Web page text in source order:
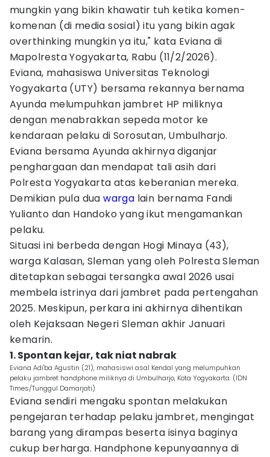
mungkin yang bikin khawatir tuh ketika komen-
komenan (di media sosial) itu yang bikin agak
overthinking mungkin ya itu," kata Eviana di
Mapolresta Yogyakarta, Rabu (11/2/2026).
Eviana, mahasiswa Universitas Teknologi
Yogyakarta (UTY) bersama rekannya bernama
Ayunda melumpuhkan jambret HP miliknya
dengan menabrakkan sepeda motor ke
kendaraan pelaku di Sorosutan, Umbulharjo.
Eviana bersama Ayunda akhirnya diganjar
penghargaan dan mendapat tali asih dari
Polresta Yogyakarta atas keberanian mereka.
Demikian pula duawarga lain bernama Fandi
Yulianto dan Handoko yang ikut mengamankan
pelaku.
Situasi ini berbeda dengan Hogi Minaya (43),
warga Kalasan, Sleman yang oleh Polresta Sleman
ditetapkan sebagai tersangka awal 2026 usai
membela istrinya dari jambret pada pertengahan
2025. Meskipun, perkara ini akhirnya dihentikan
oleh Kejaksaan Negeri Sleman akhir Januari
kemarin.
1. Spontan kejar, tak niat nabrak
Eviana Adi'ba Agustin (21), mahasiswi asal Kendal yang melumpuhkan
pelaku jambret handphone miliknya di Umbulharjo, Kota Yogyakarta. (IDN
Times/Tunggul Damarjati)
Eviana sendiri mengaku spontan melakukan
pengejaran terhadap pelaku jambret, mengingat
barang yang dirampas beserta isinya baginya
cukup berharga. Handphone kepunyaannya di